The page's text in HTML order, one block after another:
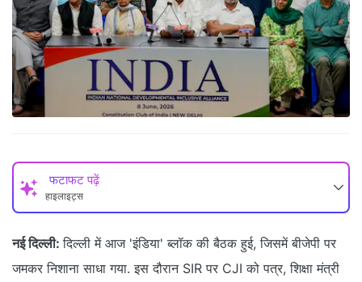
फटाफट पढ़ें
हाइलाइट्स
नई दिल्‍ली: दिल्ली में आज 'इंडिया' ब्लॉक की बैठक हुई, जिसमें बीजेपी पर
जमकर निशाना साधा गया. इस दौरान SIR पर CJI को पत्र, शिक्षा मंत्री